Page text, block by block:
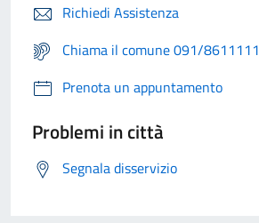
Richiedi Assistenza
Chiama il comune 091/8611111
Prenota un appuntamento
Problemi in città
Segnala disservizio